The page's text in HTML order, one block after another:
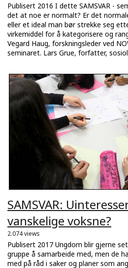
Publisert 2016 I dette SAMSVAR -
det at noe er normalt? Er det
eller et ideal man bør strekke seg
virkemiddel for å kategorisere og
Vegard Haug, forskningsleder ved
seminaret. Lars Grue, forfatter,
SAMSVAR:
vanskelige voksne?
2.074 views
Publisert 2017 Ungdom blir gjerne
gruppe å samarbeide med, men de
med på råd i saker og planer som